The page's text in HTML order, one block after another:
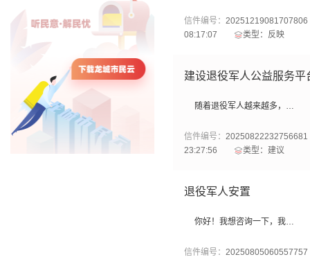
信件编号： 20251219081707806
08:17:07
类型：反映
建设退役军人公益服务平
随着退役军人越来越多，学历也越来越高，互帮互助更应该精准实施，是否可以设计一个专门的退役军人服务窗口，既可以捐款，也可以提供志愿服务功能，还能形成本地退役军人相互帮助的氛围，社会需要退役军人的地方，可以自愿报名并组织实施，有技能的，可以给需要帮助的退役军人培训，有困难的，可以找组织里退役军人帮忙，以退役军人为中心，辐射到家属，再到其他单位个体和组织。把退役军人集中在一个平台，以实名注册制，以公益性为出发点，去把退役军人的优良传统作风继续下去，做得很好的退役军人可以有更多的社会责任感去拉一把后面的人，普通的退役军人可以为社会做一些力所能及的事，就算什么也帮不上忙，可以精准捐款给困难的退役军人等等，希望组织可以考虑一下本人的意见，有时候我想捐款给需要帮助的退役军人也无从选择，想通过退役军人单位去做公益也不知从哪里开始，红十字志愿服务都是以辖区单位组织，是否可以借鉴更多的公益服务平台去设计退役军人平台的功能，这样是否更精准更有作用。
信件编号： 20250822232756681
23:27:56
类型：建议
退役军人安置
你好！我想咨询一下，我是军属，户籍是融安的，我爱人是河南人，在边远艰苦地区服役10年以上，根据《退役军人安置条例》中第二节安置地中第四十九条最后一点，可否安置到柳州市区工作，结婚已满两年，还需满足什么条件才可安置柳州？
信件编号： 20250805060557757